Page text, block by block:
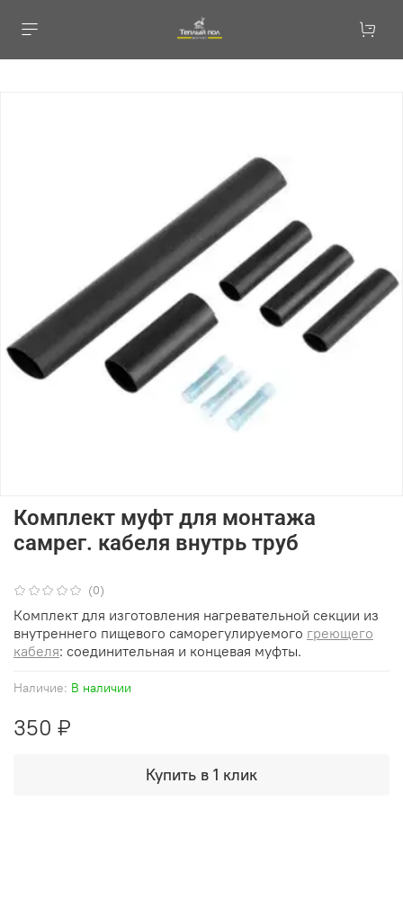
(0)
Наличие: В наличии
Комплект муфт для монтажа
самрег. кабеля внутрь труб
350 ₽
Купить в 1 клик
Комплект для изготовления нагревательной секции из
внутреннего пищевого саморегулируемого греющего
кабеля: соединительная и концевая муфты.